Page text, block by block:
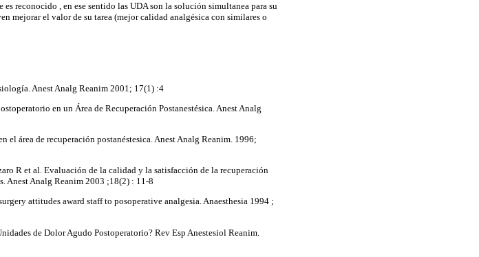
reconocido , en ese sentido las UDA son la solución simultanea para su
mejorar el valor de su tarea (mejor calidad analgésica con similares o
Anest Analg Reanim 2001; 17(1) :4
en un Área de Recuperación Postanestésica. Anest Analg
el área de recuperación postanéstesica. Anest Analg Reanim. 1996;
R et al. Evaluación de la calidad y la satisfacción de la recuperación
Anest Analg Reanim 2003 ;18(2) : 11-8
attitudes award staff to posoperative analgesia. Anaesthesia 1994 ;
de Dolor Agudo Postoperatorio? Rev Esp Anestesiol Reanim.